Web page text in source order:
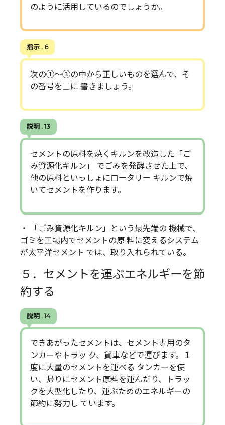
のように活用しているのでしょうか。
指示 . 6
次の①～③の中から正しいものを選んで、そ
の番号を□に 書きましょう。
説明 . 13
セメントの原料を焼くキルンを改造した「ご
み資源化キルン」 でごみを発酵させた上で、
他の原料といっしょにロータリー キルンで焼
いてセメントを作ります。
・ 「ごみ資源化キルン」という最先端の 機械で、
ゴミを工場内でセメントの原 料に変えるシステム
が太平洋セメント では、取り入れられている。
５．セメントを運ぶエネルギーを節
約する
説明 . 14
できあがったセメントは、セメント専用のタ
ンカーやトラッ ク、貨車などで運びます。１
度に大量のセメントを運べる タンカーを使
い、帰りにセメント原料を運んだり、トラッ
クを大型化したり、運ぶためのエネルギーの
節約に努力し ています。